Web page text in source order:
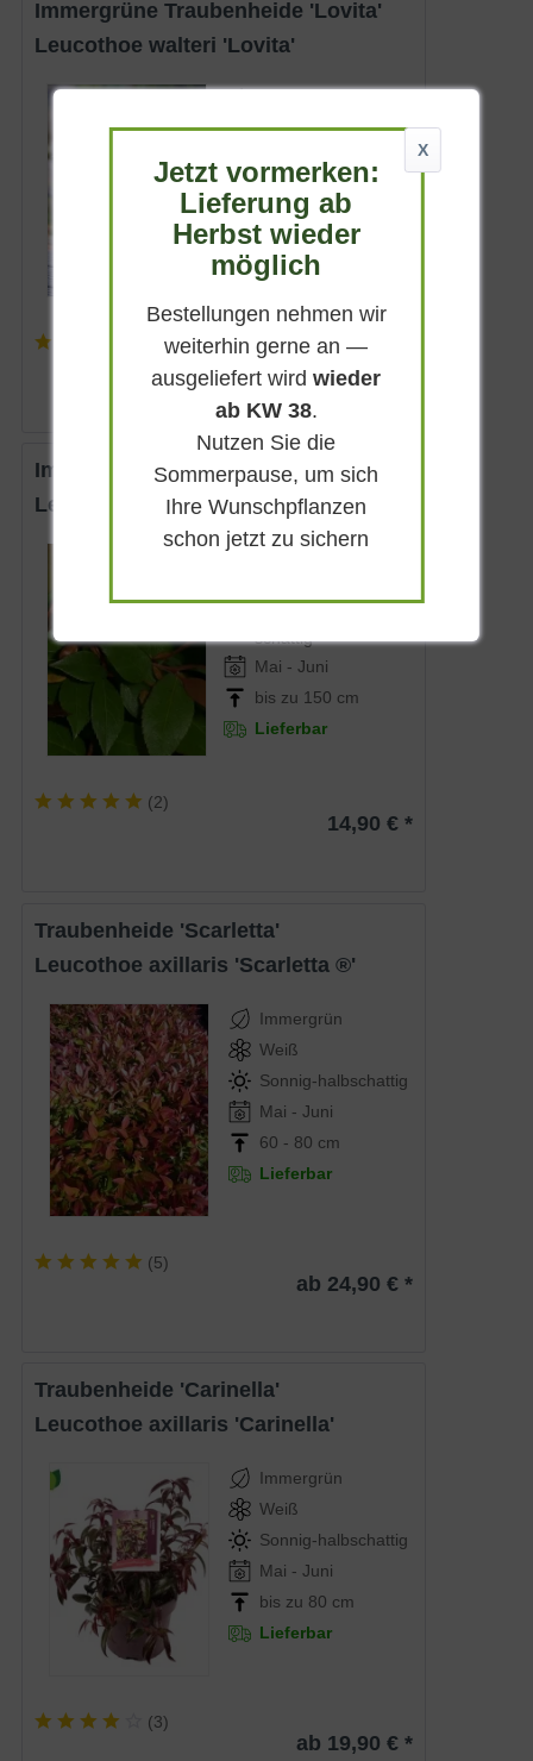
Immergrüne Traubenheide 'Lovita'
Leucothoe walteri 'Lovita'
Weiß
Halbschattig-
schattig
Mai - Juni
bis zu 80 cm
Lieferbar
)
Immergrüne Traubenheide
Leucothoe walteri
schattig
Mai - Juni
bis zu 150 cm
Lieferbar
(2)
14,90 € *
Traubenheide 'Scarletta'
Leucothoe axillaris 'Scarletta ®'
Immergrün
Weiß
Sonnig-halbschattig
Mai - Juni
60 - 80 cm
Lieferbar
(5)
ab 24,90 € *
Traubenheide 'Carinella'
Leucothoe axillaris 'Carinella'
Immergrün
Weiß
Sonnig-halbschattig
Mai - Juni
bis zu 80 cm
Lieferbar
(3)
ab 19,90 € *
X
Jetzt vormerken:
Lieferung ab
Herbst wieder
möglich
Bestellungen nehmen wir
weiterhin gerne an —
ausgeliefert wirdwieder
ab KW 38.
Nutzen Sie die
Sommerpause, um sich
Ihre Wunschpflanzen
schon jetzt zu sichern